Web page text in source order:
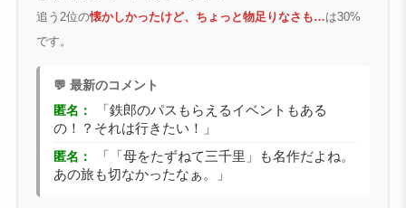
追う2位の懐かしかったけど、ちょっと物足りなさも…は30%
です。
💬 最新のコメント
匿名：
「鉄郎のパスもらえるイベントもある
の！？それは行きたい！」
匿名：
「「母をたずねて三千里」も名作だよね。
あの旅も切なかったなぁ。」